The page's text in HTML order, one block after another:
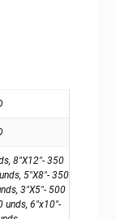
8"X12"- 350
5"X8"- 350
3"X5"- 500
unds, 6"x10"-